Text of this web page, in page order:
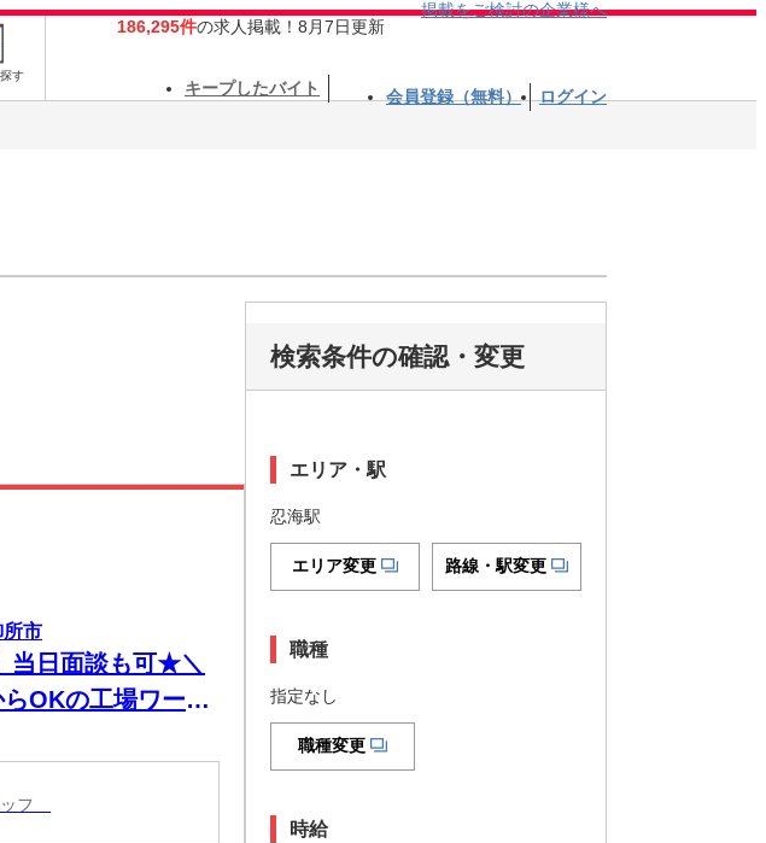
す
186,295件の求人掲載！8月7日更新
掲載をご検討の企業様へ
キープしたバイト 会員登録（無料） ログイン
市
当日面談も可★＼
OKの工場ワー
ッフ
検索条件の確認・変更
エリア・駅
忍海駅
エリア変更 路線・駅変更
職種
指定なし
職種変更
時給